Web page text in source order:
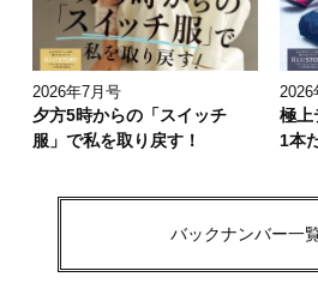
2026年7月号
夕方5時からの「スイッチ
服」で私を取り戻す！
2026
極上
1本
バックナンバー一